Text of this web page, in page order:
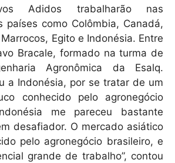
Adidos trabalharão nas
países como Colômbia, Canadá,
Egito e Indonésia. Entre
Bracale, formado na turma de
Agronômica da Esalq.
a Indonésia, por se tratar de um
conhecido pelo agronegócio
me pareceu bastante
desafiador. O mercado asiático
pelo agronegócio brasileiro, e
grande de trabalho”, contou